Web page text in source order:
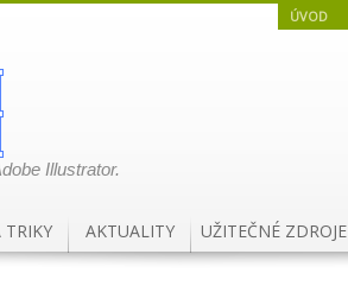
Illustrator.
ÚVOD
TRIKY AKTUALITY UŽITEČNÉ ZDROJE